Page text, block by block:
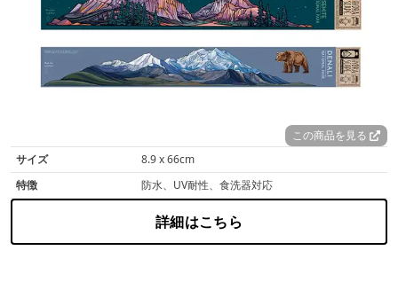
この商品を見る
サイズ
8.9 x 66cm
特徴
防水、UV耐性、食洗器対応
詳細はこちら